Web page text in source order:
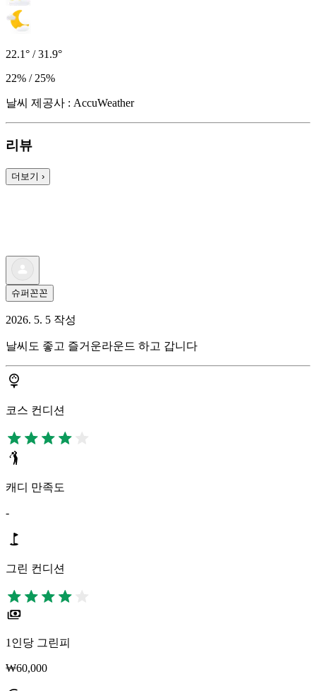
22.1° / 31.9°
22% / 25%
날씨 제공사 : AccuWeather
리뷰
더보기 ›
슈퍼꼰꼰
2026. 5. 5 작성
날씨도 좋고 즐거운라운드 하고 갑니다
코스 컨디션
캐디 만족도
-
그린 컨디션
1인당 그린피
₩60,000